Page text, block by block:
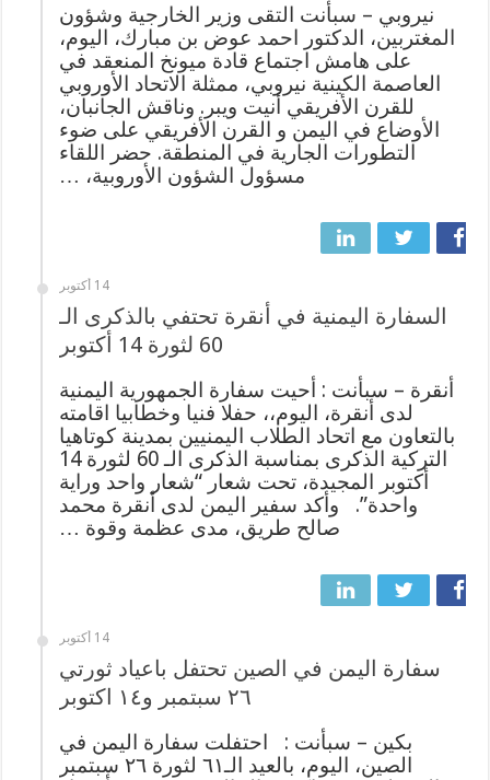
نيروبي – سبأنت التقى وزير الخارجية وشؤون
المغتربين، الدكتور احمد عوض بن مبارك، اليوم،
على هامش اجتماع قادة ميونخ المنعقد في
العاصمة الكينية نيروبي، ممثلة الاتحاد الأوروبي
للقرن الأفريقي أنيت ويبر. وناقش الجانبان،
الأوضاع في اليمن و القرن الأفريقي على ضوء
التطورات الجارية في المنطقة. حضر اللقاء
مسؤول الشؤون الأوروبية، …
14 أكتوبر
السفارة اليمنية في أنقرة تحتفي بالذكرى الـ
60 لثورة 14 أكتوبر
أنقرة – سبأنت : أحيت سفارة الجمهورية اليمنية
لدى أنقرة، اليوم،، حفلا فنيا وخطابيا اقامته
بالتعاون مع اتحاد الطلاب اليمنيين بمدينة كوتاهيا
التركية الذكرى بمناسبة الذكرى الـ 60 لثورة 14
أكتوبر المجيدة، تحت شعار “شعار واحد وراية
واحدة”. وأكد سفير اليمن لدى أنقرة محمد
صالح طريق، مدى عظمة وقوة …
14 أكتوبر
سفارة اليمن في الصين تحتفل باعياد ثورتي
٢٦ سبتمبر و١٤ اكتوبر
بكين – سبأنت : احتفلت سفارة اليمن في
الصين، اليوم، بالعيد الـ٦١ لثورة ٢٦ سبتمبر